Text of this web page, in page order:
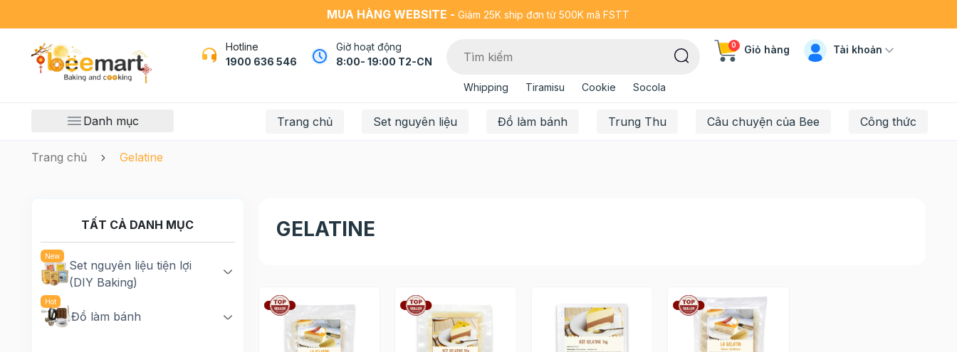
MUA HÀNG WEBSITE - Giảm 25K ship đơn từ 500K mã FSTT
Hotline
1900 636 546
Giờ hoạt động
8:00- 19:00 T2-CN
Whipping Tiramisu Cookie Socola
0 Giỏ hàng Tài khoản
Danh mục Trang chủ Set nguyên liệu Đồ làm bánh Trung Thu Câu chuyện của Bee Công thức
Trang chủ Gelatine
TẤT CẢ DANH MỤC
Set nguyên liệu tiện lợi
(DIY Baking)
Đồ làm bánh
GELATINE